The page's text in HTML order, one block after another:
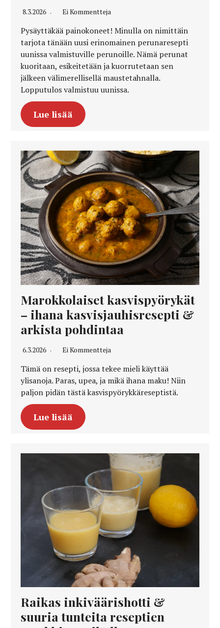
8.3.2026 Ei Kommentteja
Pysäyttäkää painokoneet! Minulla on nimittäin
tarjota tänään uusi erinomainen perunaresepti
uunissa valmistuville perunoille. Nämä perunat
kuoritaan, esikeitetään ja kuorrutetaan sen
jälkeen välimerellisellä maustetahnalla.
Lopputulos valmistuu uunissa.
Lue lisää
Marokkolaiset kasvispyörykät
– ihana kasvisjauhisresepti &
arkista pohdintaa
6.3.2026 Ei Kommentteja
Tämä on resepti, jossa tekee mieli käyttää
ylisanoja. Paras, upea, ja mikä ihana maku! Niin
paljon pidän tästä kasvispyörykkäreseptistä.
Lue lisää
Raikas inkiväärishotti &
suuria tunteita reseptien